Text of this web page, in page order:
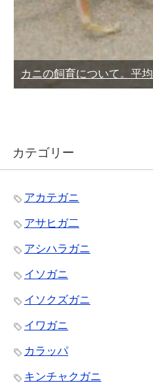
カニの飼育について。平
カテゴリー
アカテガニ
アサヒガ二
アシハラガニ
イソガニ
イソクズガニ
イワガニ
カラッパ
キンチャクガニ